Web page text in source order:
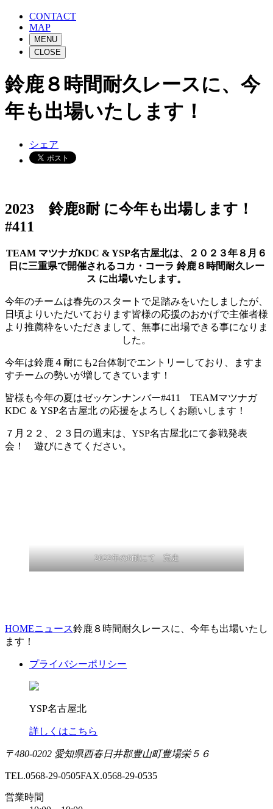
CONTACT
MAP
MENU
CLOSE
鈴鹿８時間耐久レースに、今
年も出場いたします！
シェア
2023 鈴鹿8耐 に今年も出場します！
#411
TEAM マツナガKDC & YSP名古屋北は、２０２３年８月６
日に三重県で開催されるコカ・コーラ 鈴鹿８時間耐久レー
ス に出場いたします。
今年のチームは春先のスタートで足踏みをいたしましたが、
日頃よりいただいております皆様の応援のおかげで主催者様
より推薦枠をいただきまして、無事に出場できる事になりま
した。
今年は鈴鹿４耐にも2台体制でエントリーしており、ますま
すチームの勢いが増してきています！
皆様も今年の夏はゼッケンナンバー#411 TEAMマツナガ
KDC ＆ YSP名古屋北 の応援をよろしくお願いします！
７月２２、２３日の週末は、YSP名古屋北にて参戦発表
会！ 遊びにきてください。
2022年の8耐にて 完走
HOMEニュース鈴鹿８時間耐久レースに、今年も出場いたし
ます！
プライバシーポリシー
YSP名古屋北
詳しくはこちら
〒480-0202 愛知県西春日井郡豊山町豊場栄５６
TEL.0568-29-0505FAX.0568-29-0535
営業時間